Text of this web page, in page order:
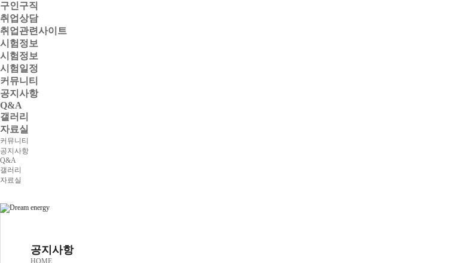
구인구직
취업상담
취업관련사이트
시험정보
시험정보
시험일정
커뮤니티
공지사항
Q&A
갤러리
자료실
커뮤니티
공지사항
Q&A
갤러리
자료실
공지사항